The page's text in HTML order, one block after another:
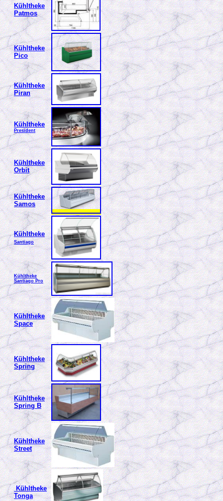
Kühltheke
Patmos
Kühltheke
Pico
Kühltheke
Piran
Kühltheke
President
Kühltheke
Orbit
Kühltheke
Samos
Kühltheke
Santiago
Kühltheke
Santiago Pro
Kühltheke
Space
Kühltheke
Spring
Kühltheke
Spring B
Kühltheke
Street
Kühltheke
Tonga